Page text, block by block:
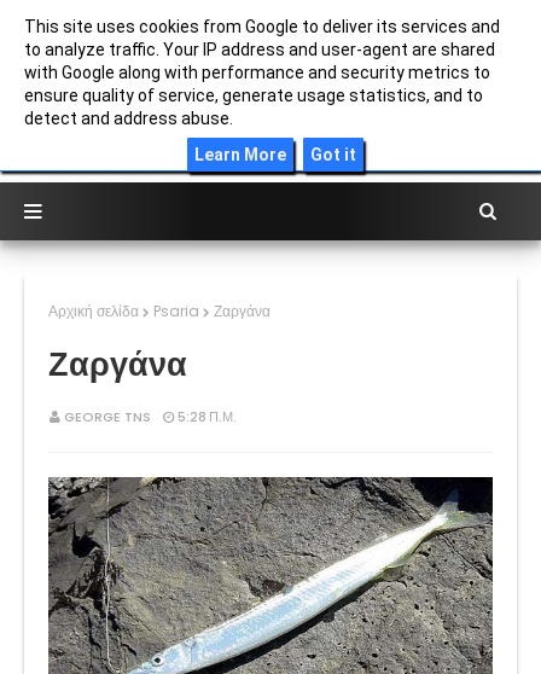
ΕΙΔΗ ΨΑΡΙΩΝ ΣΤΗΝ ΜΕΣΟΓΕΙΟ
Αρχική σελίδα Psaria Ζαργάνα
Ζαργάνα
GEORGE TNS 5:28 Π.Μ.
This site uses cookies from Google to deliver its services and
to analyze traffic. Your IP address and user-agent are shared
with Google along with performance and security metrics to
ensure quality of service, generate usage statistics, and to
detect and address abuse.
Learn More
Got it